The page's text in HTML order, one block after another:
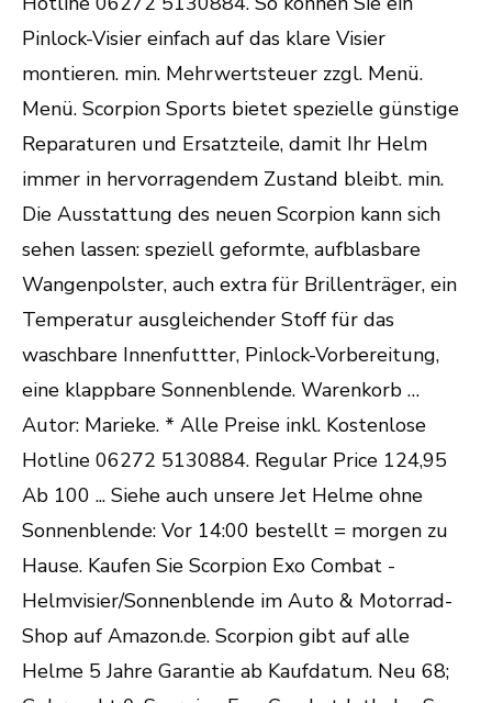
Pinlock-Visier einfach auf das klare Visier
montieren. min. Mehrwertsteuer zzgl. Menü.
Menü. Scorpion Sports bietet spezielle günstige
Reparaturen und Ersatzteile, damit Ihr Helm
immer in hervorragendem Zustand bleibt. min.
Die Ausstattung des neuen Scorpion kann sich
sehen lassen: speziell geformte, aufblasbare
Wangenpolster, auch extra für Brillenträger, ein
Temperatur ausgleichender Stoff für das
waschbare Innenfuttter, Pinlock-Vorbereitung,
eine klappbare Sonnenblende. Warenkorb …
Autor: Marieke. * Alle Preise inkl. Kostenlose
Hotline 06272 5130884. Regular Price 124,95
Ab 100 ... Siehe auch unsere Jet Helme ohne
Sonnenblende: Vor 14:00 bestellt = morgen zu
Hause. Kaufen Sie Scorpion Exo Combat -
Helmvisier/Sonnenblende im Auto & Motorrad-
Shop auf Amazon.de. Scorpion gibt auf alle
Helme 5 Jahre Garantie ab Kaufdatum. Neu 68;